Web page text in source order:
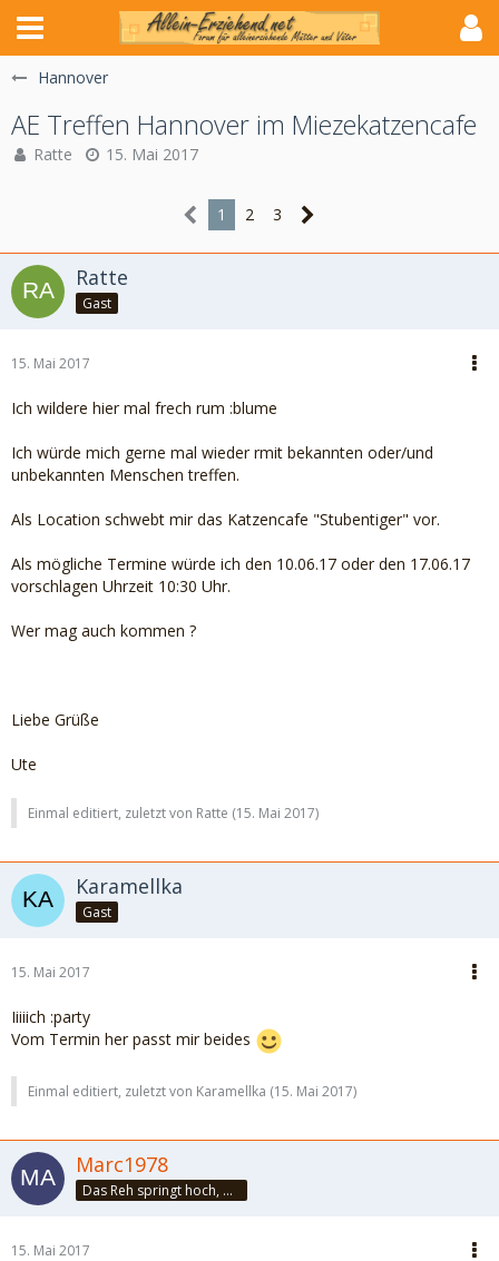
Hannover
AE Treffen Hannover im Miezekatzencafe
Ratte 15. Mai 2017
1 2 3
Ratte
Gast
15. Mai 2017
Ich wildere hier mal frech rum :blume
Ich würde mich gerne mal wieder rmit bekannten oder/und
unbekannten Menschen treffen.
Als Location schwebt mir das Katzencafe "Stubentiger" vor.
Als mögliche Termine würde ich den 10.06.17 oder den 17.06.17
vorschlagen Uhrzeit 10:30 Uhr.
Wer mag auch kommen ?
Liebe Grüße
Ute
Einmal editiert, zuletzt von Ratte (15. Mai 2017)
Karamellka
Gast
15. Mai 2017
Iiiiich :party
Vom Termin her passt mir beides
Einmal editiert, zuletzt von Karamellka (15. Mai 2017)
Marc1978
Das Reh springt hoch, das Reh springt weit, wieso auch nicht, es hat ja Zeit!!!
15. Mai 2017